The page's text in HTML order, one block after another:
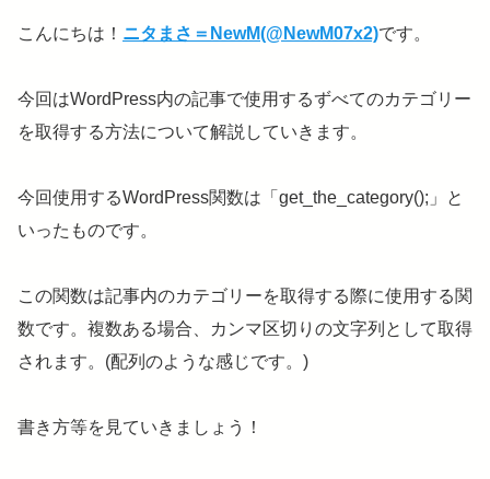
こんにちは！ ニタまさ＝NewM(@NewM07x2)です。
今回はWordPress内の記事で使用するずべてのカテゴリー
を取得する方法について解説していきます。
今回使用するWordPress関数は「get_the_category();」と
いったものです。
この関数は記事内のカテゴリーを取得する際に使用する関
数です。複数ある場合、カンマ区切りの文字列として取得
されます。(配列のような感じです。)
書き方等を見ていきましょう！